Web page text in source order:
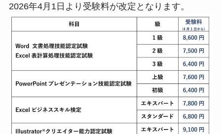
2026年4月1日より受験料が改定となります。